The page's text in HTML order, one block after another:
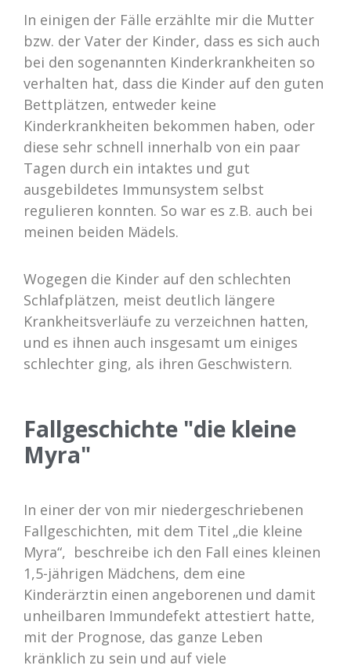
In einigen der Fälle erzählte mir die Mutter
bzw. der Vater der Kinder, dass es sich auch
bei den sogenannten Kinderkrankheiten so
verhalten hat, dass die Kinder auf den guten
Bettplätzen, entweder keine
Kinderkrankheiten bekommen haben, oder
diese sehr schnell innerhalb von ein paar
Tagen durch ein intaktes und gut
ausgebildetes Immunsystem selbst
regulieren konnten. So war es z.B. auch bei
meinen beiden Mädels.
Wogegen die Kinder auf den schlechten
Schlafplätzen, meist deutlich längere
Krankheitsverläufe zu verzeichnen hatten,
und es ihnen auch insgesamt um einiges
schlechter ging, als ihren Geschwistern.
Fallgeschichte "die kleine
Myra"
In einer der von mir niedergeschriebenen
Fallgeschichten, mit dem Titel „die kleine
Myra“, beschreibe ich den Fall eines kleinen
1,5-jährigen Mädchens, dem eine
Kinderärztin einen angeborenen und damit
unheilbaren Immundefekt attestiert hatte,
mit der Prognose, das ganze Leben
kränklich zu sein und auf viele